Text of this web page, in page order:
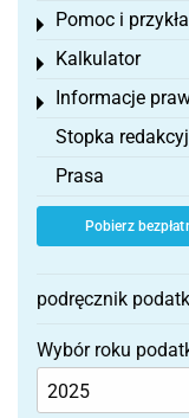
Pomoc i
Toggle menu
Kalkulator
Toggle menu
Informacje
Toggle menu
Stopka
Prasa
Pobierz
podręcznik
Wybór roku